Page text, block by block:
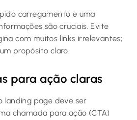
carregamento e uma
são cruciais. Evite
com muitos links irrelevantes;
propósito claro.
para ação claras
landing page deve ser
chamada para ação (CTA)